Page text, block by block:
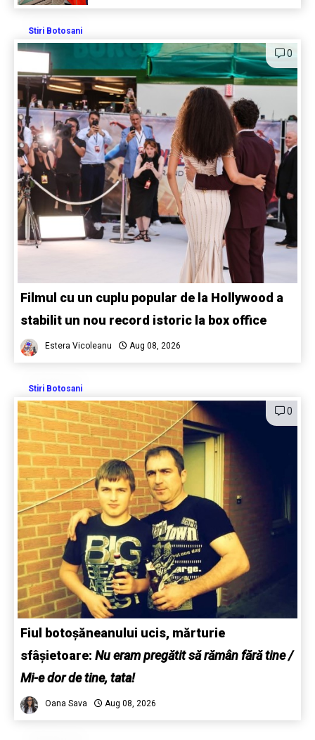
Stiri Botosani
0
Filmul cu un cuplu popular de la Hollywood a
stabilit un nou record istoric la box office
Estera Vicoleanu Aug 08, 2026
Stiri Botosani
0
Fiul botoșăneanului ucis, mărturie
sfâșietoare: Nu eram pregătit să rămân fără tine /
Mi-e dor de tine, tata!
Oana Sava Aug 08, 2026